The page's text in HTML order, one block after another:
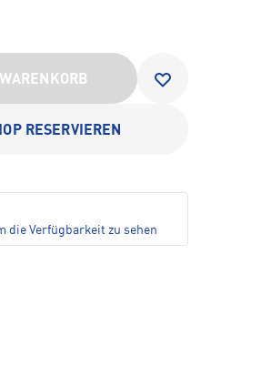
RESERVIEREN
die Verfügbarkeit zu sehen